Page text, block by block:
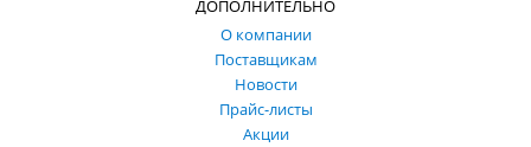
ДОПОЛНИТЕЛЬНО
О компании
Поставщикам
Новости
Прайс-листы
Акции